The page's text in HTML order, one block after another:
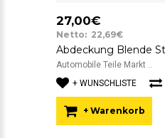
27,00€
Netto: 22,69€
Automobile Teile Markt ..
+ WUNSCHLISTE
+ Warenkorb